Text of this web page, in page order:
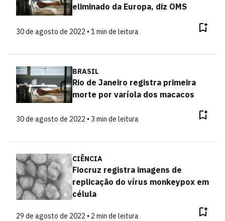
eliminado da Europa, diz OMS
30 de agosto de 2022 • 1 min de leitura
BRASIL
Rio de Janeiro registra primeira
morte por varíola dos macacos
30 de agosto de 2022 • 3 min de leitura
CIÊNCIA
Fiocruz registra imagens de
replicação do vírus monkeypox em
célula
29 de agosto de 2022 • 2 min de leitura